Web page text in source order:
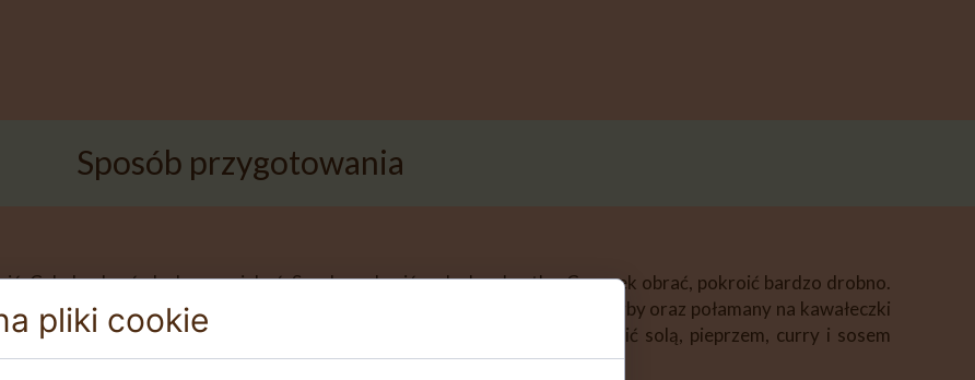
Sposób przygotowania
Cebulę obrać, drobno posiekać. Szynkę pokroić w drobną kostkę. Czosnek obrać, pokroić bardzo drobno.
zeszklić. Wlać śmietankę 30 %, chwilę pogotować. Dać czosnek, grzyby oraz połamany na kawałeczki
serka. Zetrzeć imbir na tarce na drobnych oczkach. Doprawić solą, pieprzem, curry i sosem
ryż, polać sosem.
pliki cookie